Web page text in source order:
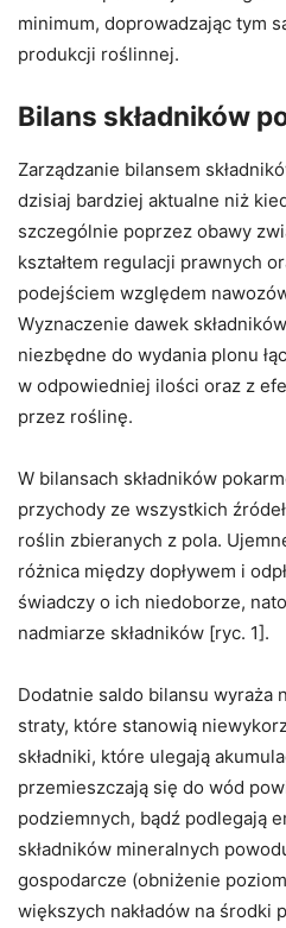
minimum, doprowadzając tym
produkcji roślinnej.
Bilans składników
Zarządzanie bilansem
dzisiaj bardziej aktualne niż
szczególnie poprzez obawy
kształtem regulacji prawnych
podejściem względem
Wyznaczenie dawek
niezbędne do wydania plonu
w odpowiedniej ilości oraz z
przez roślinę.
W bilansach składników
przychody ze wszystkich
roślin zbieranych z pola.
różnica między dopływem i
świadczy o ich niedoborze,
nadmiarze składników [ryc. 1].
Dodatnie saldo bilansu wyraża
straty, które stanowią
składniki, które ulegają
przemieszczają się do wód
podziemnych, bądź podlegają
składników mineralnych
gospodarcze (obniżenie
większych nakładów na środki